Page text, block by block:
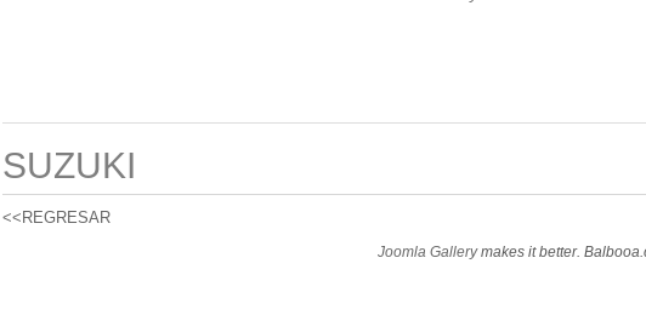
SUZUKI
<<REGRESAR
Joomla Gallerymakes it better.